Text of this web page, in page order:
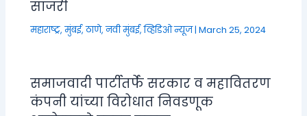
साजरी
महाराष्ट्र,मुंबई, ठाणे, नवी मुंबई,व्हिडिओ न्यूज|March 25, 2024
समाजवादी पार्टीतर्फे सरकार व महावितरण
कंपनी यांच्या विरोधात निवडणूक